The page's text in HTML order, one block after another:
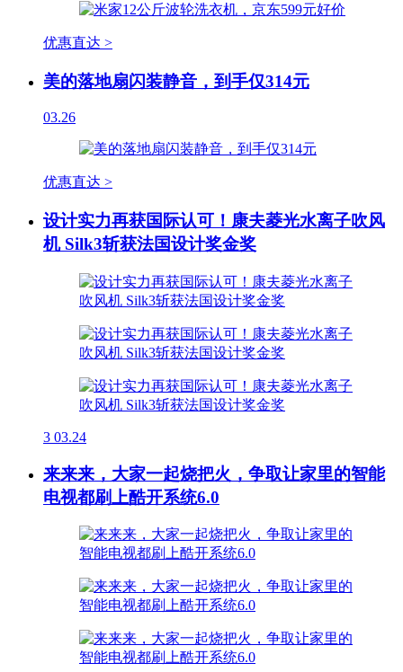
优惠直达 >
美的落地扇闪装静音，到手仅314元
03.26
优惠直达 >
设计实力再获国际认可！康夫菱光水离子吹风
机 Silk3斩获法国设计奖金奖
3 03.24
来来来，大家一起烧把火，争取让家里的智能
电视都刷上酷开系统6.0